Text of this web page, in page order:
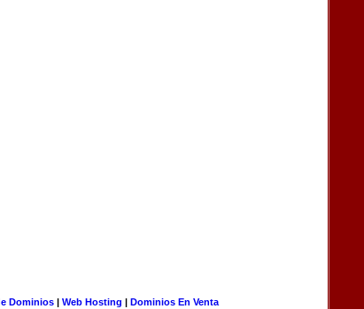
Dominios| Web Hosting | Dominios En Venta